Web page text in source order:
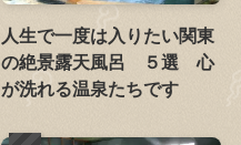
人生で一度は入りたい関東
の絶景露天風呂 ５選 心
が洗れる温泉たちです